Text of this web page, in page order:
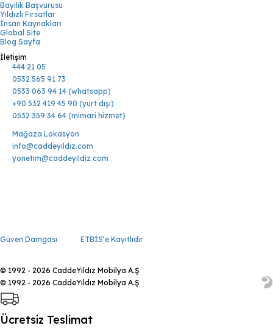
Bayilik Başvurusu
Yıldızlı Fırsatlar
İnsan Kaynakları
Global Site
Blog Sayfa
İletişim
444 21 05
0532 565 91 73
0533 063 94 14 (whatsapp)
+90 532 419 45 90 (yurt dışı)
0532 359 34 64 (mimari hizmet)
Mağaza Lokasyon
info@caddeyildiz.com
yonetim@caddeyildiz.com
Güven Damgası ETBİS’e Kayıtlıdır
© 1992 - 2026 CaddeYıldız Mobilya A.Ş
© 1992 - 2026 CaddeYıldız Mobilya A.Ş
Ücretsiz Teslimat